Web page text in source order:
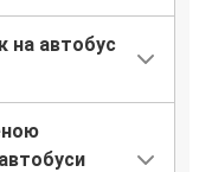
на автобус